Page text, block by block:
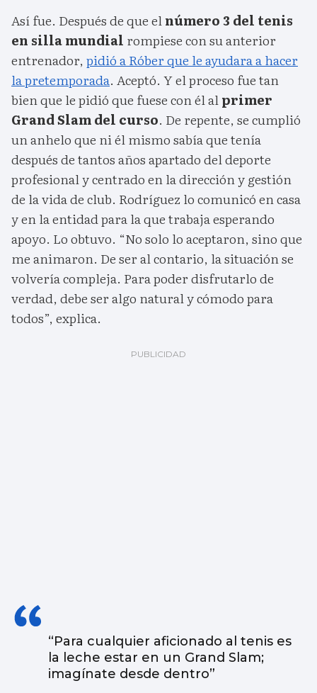
Así fue. Después de que elnúmero 3 del tenis
en silla mundial rompiese con su anterior
entrenador, pidió a Róber que le ayudara a hacer
la pretemporada. Aceptó. Y el proceso fue tan
bien que le pidió que fuese con él alprimer
Grand Slam del curso. De repente, se cumplió
un anhelo que ni él mismo sabía que tenía
después de tantos años apartado del deporte
profesional y centrado en la dirección y gestión
de la vida de club. Rodríguez lo comunicó en casa
y en la entidad para la que trabaja esperando
apoyo. Lo obtuvo. “No solo lo aceptaron, sino que
me animaron. De ser al contario, la situación se
volvería compleja. Para poder disfrutarlo de
verdad, debe ser algo natural y cómodo para
todos”, explica.
“Para cualquier aficionado al tenis es
la leche estar en un Grand Slam;
imagínate desde dentro”